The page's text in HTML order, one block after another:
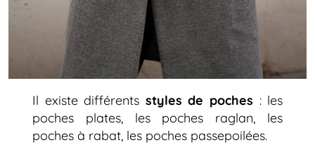
Il existe différents styles de poches : les
poches plates, les poches raglan, les
poches à rabat, les poches passepoilées.